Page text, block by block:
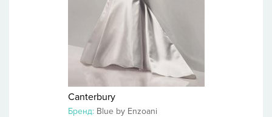
Canterbury
Бренд: Blue by Enzoani